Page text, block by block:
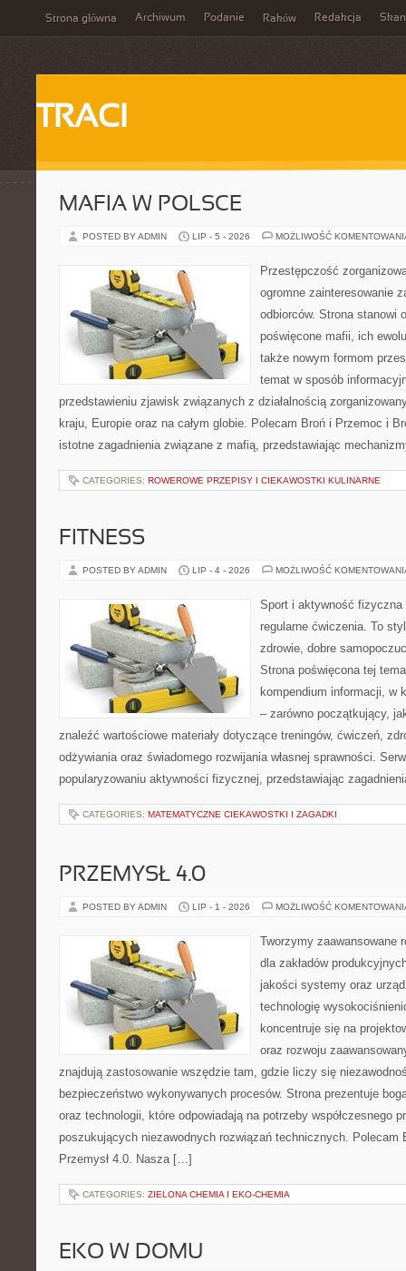
Strona główna Archiwum Podanie Raków Redakcja
TRACI
MAFIA W POLSCE
POSTED BY ADMIN LIP - 5 - 2026 MOŻLIWOŚĆ
Przestępczość
ogromne zainteresowanie
odbiorców. Strona stanowi
poświęcone mafii, ich
także nowym formom
temat w sposób
przedstawieniu zjawisk związanych z działalnością
kraju, Europie oraz na całym globie. Polecam Broń i Przemoc i
istotne zagadnienia związane z mafią, przedstawiając
CATEGORIES: ROWEROWE PRZEPISY I CIEKAWOSTKI KULINARNE
FITNESS
POSTED BY ADMIN LIP - 4 - 2026 MOŻLIWOŚĆ
Sport i aktywność
regularne ćwiczenia. To
zdrowie, dobre
Strona poświęcona tej
kompendium informacji, w
– zarówno początkujący,
znaleźć wartościowe materiały dotyczące treningów, ćwiczeń,
odżywiania oraz świadomego rozwijania własnej sprawności.
popularyzowaniu aktywności fizycznej, przedstawiając
CATEGORIES: MATEMATYCZNE CIEKAWOSTKI I ZAGADKI
PRZEMYSŁ 4.0
POSTED BY ADMIN LIP - 1 - 2026 MOŻLIWOŚĆ
Tworzymy zaawansowane
dla zakładów
jakości systemy oraz
technologię
koncentruje się na
oraz rozwoju
znajdują zastosowanie wszędzie tam, gdzie liczy się
bezpieczeństwo wykonywanych procesów. Strona prezentuje
oraz technologii, które odpowiadają na potrzeby współczesnego
poszukujących niezawodnych rozwiązań technicznych. Polecam
Przemysł 4.0. Nasza […]
CATEGORIES: ZIELONA CHEMIA I EKO-CHEMIA
EKO W DOMU